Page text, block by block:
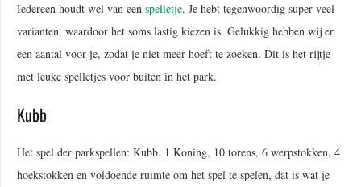
Iedereen houdt wel van een spelletje. Je hebt tegenwoordig super veel
varianten, waardoor het soms lastig kiezen is. Gelukkig hebben wij er
een aantal voor je, zodat je niet meer hoeft te zoeken. Dit is het rijtje
met leuke spelletjes voor buiten in het park.
Kubb
Het spel der parkspellen: Kubb. 1 Koning, 10 torens, 6 werpstokken, 4
hoekstokken en voldoende ruimte om het spel te spelen, dat is wat je